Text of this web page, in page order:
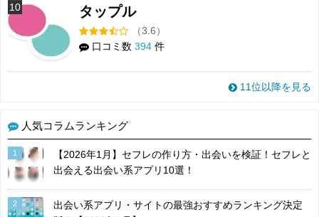
10 タップル
（3.6）
口コミ数 394 件
11位以降を見る
人気コラムランキング
1
【2026年1月】セフレの作り方・出会いを検証！セフレと
出会える出会い系アプリ10選！
2
出会い系アプリ・サイトの最強おすすめランキング決定